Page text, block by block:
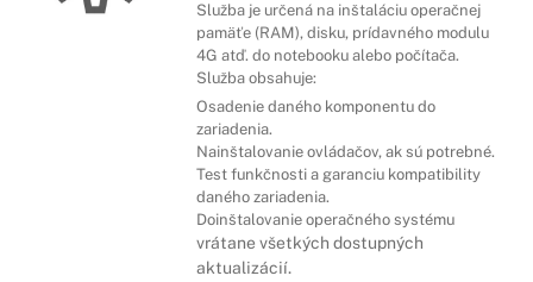
Služba je určená na inštaláciu operačnej
pamäťe (RAM), disku, prídavného modulu
4G atď. do notebooku alebo počítača.
Služba obsahuje:
Osadenie daného komponentu do
zariadenia.
Nainštalovanie ovládačov, ak sú potrebné.
Test funkčnosti a garanciu kompatibility
daného zariadenia.
Doinštalovanie operačného systému
vrátane všetkých dostupných
aktualizácií.